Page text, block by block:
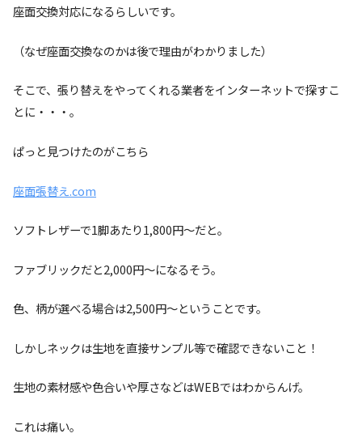
座面交換対応になるらしいです。
（なぜ座面交換なのかは後で理由がわかりました）
そこで、張り替えをやってくれる業者をインターネットで探すこ
とに・・・。
ぱっと見つけたのがこちら
座面張替え.com
ソフトレザーで1脚あたり1,800円～だと。
ファブリックだと2,000円～になるそう。
色、柄が選べる場合は2,500円～ということです。
しかしネックは生地を直接サンプル等で確認できないこと！
生地の素材感や色合いや厚さなどはWEBではわからんげ。
これは痛い。